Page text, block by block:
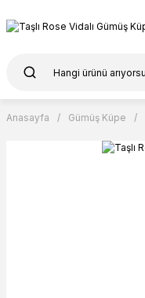
Anasayfa Gümüş Küpe